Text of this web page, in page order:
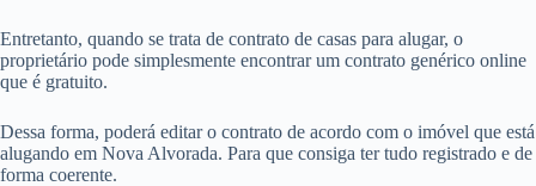
Entretanto, quando se trata de contrato de casas para alugar, o
proprietário pode simplesmente encontrar um contrato genérico online
que é gratuito.
Dessa forma, poderá editar o contrato de acordo com o imóvel que está
alugando em Nova Alvorada. Para que consiga ter tudo registrado e de
forma coerente.